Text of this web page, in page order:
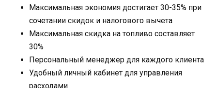
Максимальная экономия достигает 30-35% при
сочетании скидок и налогового вычета
Максимальная скидка на топливо составляет
30%
Персональный менеджер для каждого клиента
Удобный личный кабинет для управления
расходами